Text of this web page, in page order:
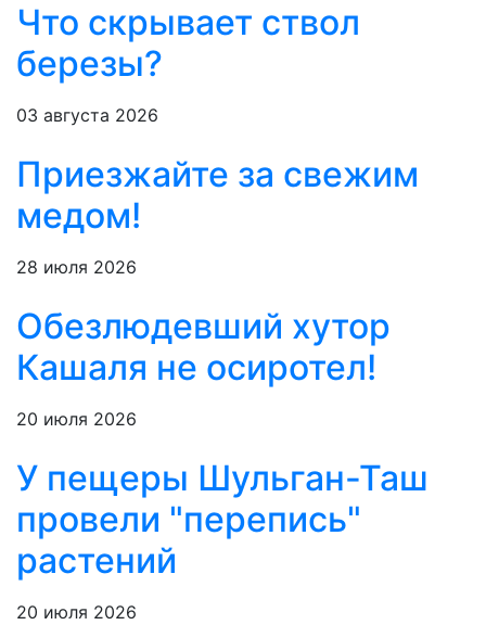
Что скрывает ствол
березы?
03 августа 2026
Приезжайте за свежим
медом!
28 июля 2026
Обезлюдевший хутор
Кашаля не осиротел!
20 июля 2026
У пещеры Шульган-Таш
провели "перепись"
растений
20 июля 2026